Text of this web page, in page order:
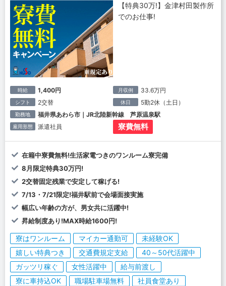
【特典30万!】金津村田製作所
でのお仕事!
時給 1,400円 月収例 33.6万円
シフト 2交替 休日 5勤2休（土日）
勤務地 福井県あわら市｜JR北陸新幹線 芦原温泉駅
雇用形態 派遣社員 寮費無料
在籍中寮費無料!生活家電つきのワンルーム寮完備
8月限定特典30万円!
2交替固定残業で安定して稼げる!
7/13・7/21限定!福井駅前で会場面接実施
幅広い年齢の方が、男女共に活躍中!
昇給制度あり!MAX時給1600円!
寮はワンルーム マイカー通勤可
未経験OK
嬉しい特典つき
交通費規定支給
40～50代活躍中
ガッツリ稼ぐ
女性活躍中
給与前渡し
寮に車持込OK
職場駐車場無料
社員食堂あり